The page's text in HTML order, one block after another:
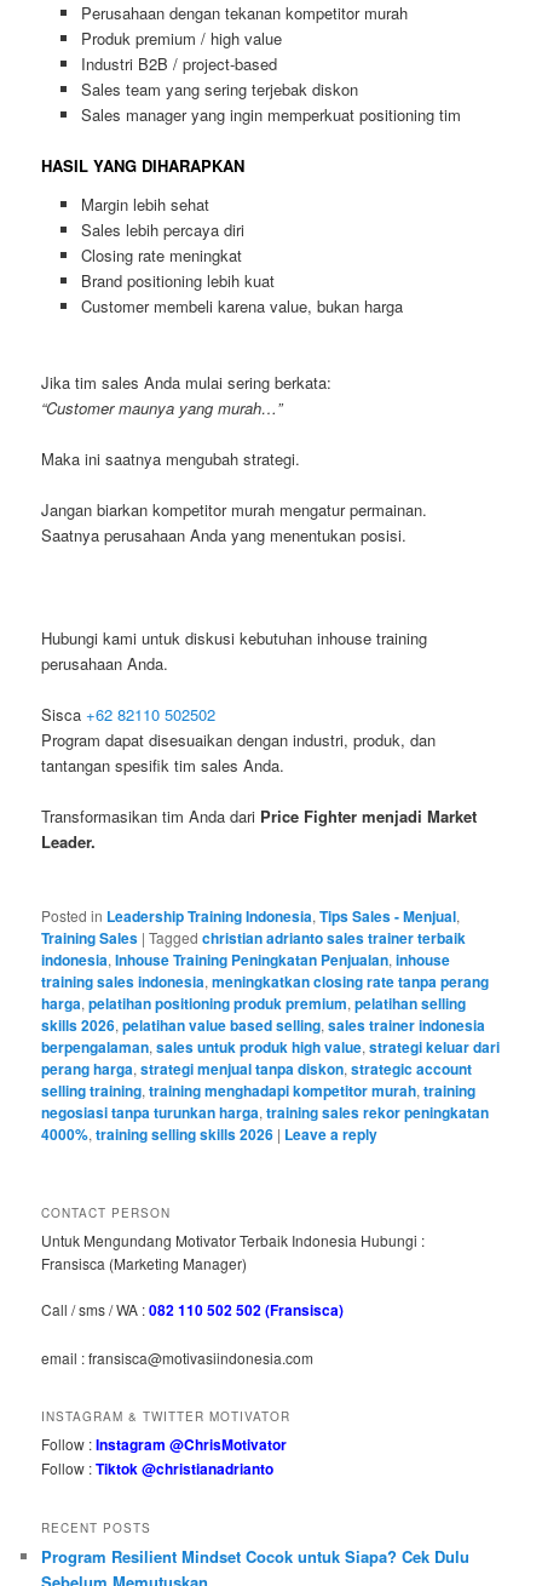
Perusahaan dengan tekanan kompetitor murah
Produk premium / high value
Industri B2B / project-based
Sales team yang sering terjebak diskon
Sales manager yang ingin memperkuat positioning tim
HASIL YANG DIHARAPKAN
Margin lebih sehat
Sales lebih percaya diri
Closing rate meningkat
Brand positioning lebih kuat
Customer membeli karena value, bukan harga
Jika tim sales Anda mulai sering berkata:
“Customer maunya yang murah…”
Maka ini saatnya mengubah strategi.
Jangan biarkan kompetitor murah mengatur permainan.
Saatnya perusahaan Anda yang menentukan posisi.
Hubungi kami untuk diskusi kebutuhan inhouse training
perusahaan Anda.
Sisca+62 82110 502502
Program dapat disesuaikan dengan industri, produk, dan
tantangan spesifik tim sales Anda.
Transformasikan tim Anda dari Price Fighter menjadi Market
Leader.
Posted in Leadership Training Indonesia,Tips Sales - Menjual,
Training Sales |Tagged christian adrianto sales trainer terbaik
indonesia,Inhouse Training Peningkatan Penjualan,inhouse
training sales indonesia,meningkatkan closing rate tanpa perang
harga,pelatihan positioning produk premium,pelatihan selling
skills 2026,pelatihan value based selling,sales trainer indonesia
berpengalaman,sales untuk produk high value,strategi keluar dari
perang harga,strategi menjual tanpa diskon,strategic account
selling training,training menghadapi kompetitor murah,training
negosiasi tanpa turunkan harga,training sales rekor peningkatan
4000%,training selling skills 2026 | Leave a reply
CONTACT PERSON
Untuk Mengundang Motivator Terbaik Indonesia Hubungi :
Fransisca (Marketing Manager)
Call / sms / WA :082 110 502 502 (Fransisca)
email : fransisca@motivasiindonesia.com
INSTAGRAM & TWITTER MOTIVATOR
Follow :Instagram @ChrisMotivator
Follow :Tiktok @christianadrianto
RECENT POSTS
Program Resilient Mindset Cocok untuk Siapa? Cek Dulu